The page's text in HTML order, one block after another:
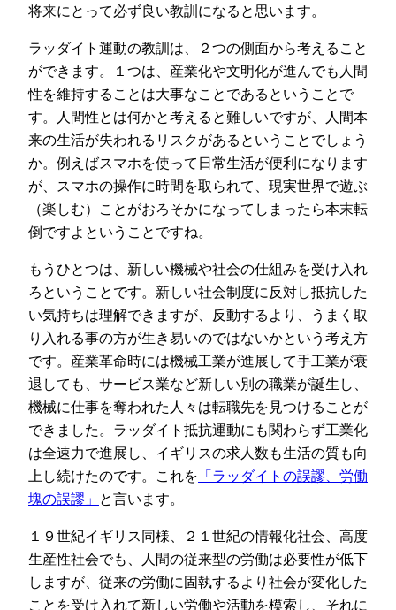
将来にとって必ず良い教訓になると思います。
ラッダイト運動の教訓は、２つの側面から考えること
ができます。１つは、産業化や文明化が進んでも人間
性を維持することは大事なことであるということで
す。人間性とは何かと考えると難しいですが、人間本
来の生活が失われるリスクがあるということでしょう
か。例えばスマホを使って日常生活が便利になります
が、スマホの操作に時間を取られて、現実世界で遊ぶ
（楽しむ）ことがおろそかになってしまったら本末転
倒ですよということですね。
もうひとつは、新しい機械や社会の仕組みを受け入れ
ろということです。新しい社会制度に反対し抵抗した
い気持ちは理解できますが、反動するより、うまく取
り入れる事の方が生き易いのではないかという考え方
です。産業革命時には機械工業が進展して手工業が衰
退しても、サービス業など新しい別の職業が誕生し、
機械に仕事を奪われた人々は転職先を見つけることが
できました。ラッダイト抵抗運動にも関わらず工業化
は全速力で進展し、イギリスの求人数も生活の質も向
上し続けたのです。これを 「ラッダイトの誤謬、労働
塊の誤謬」 と言います。
１９世紀イギリス同様、２１世紀の情報化社会、高度
生産性社会でも、人間の従来型の労働は必要性が低下
しますが、従来の労働に固執するより社会が変化した
ことを受け入れて新しい労働や活動を模索し、それに